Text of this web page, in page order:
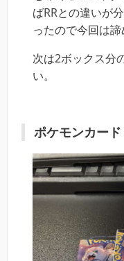
ばRRとの違いが
ったので今回は諦
次は2ボックス分
い。
ポケモンカー